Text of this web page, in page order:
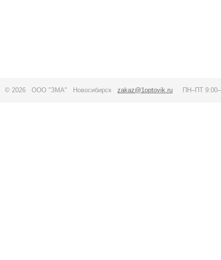
© 2026 ООО "ЗМА" Новосибирск zakaz@1optovik.ru ПН–ПТ